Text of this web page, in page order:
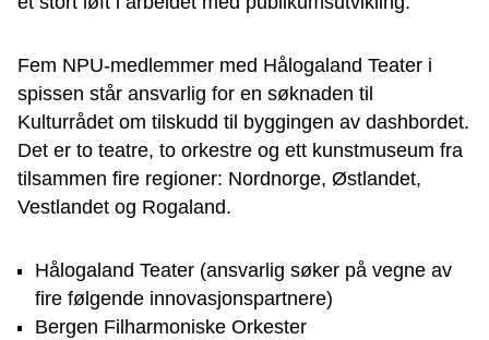
Fem NPU-medlemmer med Hålogaland Teater i
spissen står ansvarlig for en søknaden til
Kulturrådet om tilskudd til byggingen av dashbordet.
Det er to teatre, to orkestre og ett kunstmuseum fra
tilsammen fire regioner: Nordnorge, Østlandet,
Vestlandet og Rogaland.
Hålogaland Teater (ansvarlig søker på vegne av
fire følgende innovasjonspartnere)
Bergen Filharmoniske Orkester